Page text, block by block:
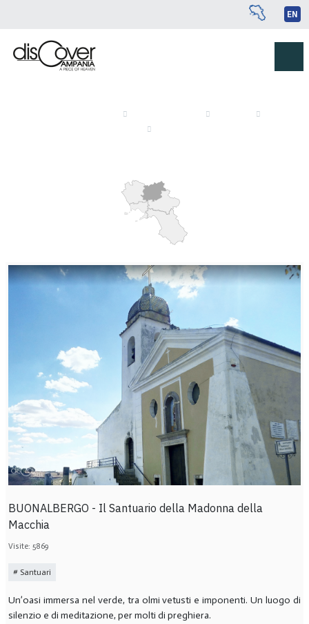
EN
BUONALBERGO - Il Santuario della Madonna della
Macchia
Visite: 5869
Santuari
Un’oasi immersa nel verde, tra olmi vetusti e imponenti. Un luogo di
silenzio e di meditazione, per molti di preghiera.